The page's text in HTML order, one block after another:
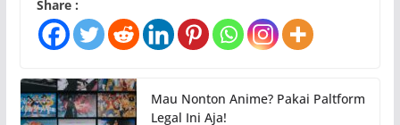
Share :
Mau Nonton Anime? Pakai Paltform
Legal Ini Aja!